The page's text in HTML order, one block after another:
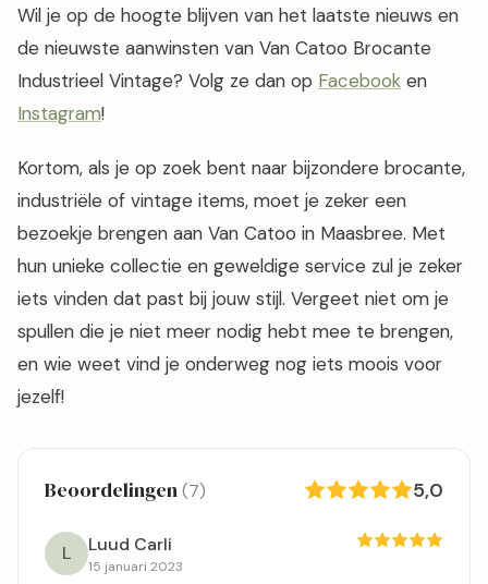
Wil je op de hoogte blijven van het laatste nieuws en
de nieuwste aanwinsten van Van Catoo Brocante
Industrieel Vintage? Volg ze dan op Facebook en
Instagram!
Kortom, als je op zoek bent naar bijzondere brocante,
industriële of vintage items, moet je zeker een
bezoekje brengen aan Van Catoo in Maasbree. Met
hun unieke collectie en geweldige service zul je zeker
iets vinden dat past bij jouw stijl. Vergeet niet om je
spullen die je niet meer nodig hebt mee te brengen,
en wie weet vind je onderweg nog iets moois voor
jezelf!
Beoordelingen(7) 5,0
L Luud Carli
15 januari 2023